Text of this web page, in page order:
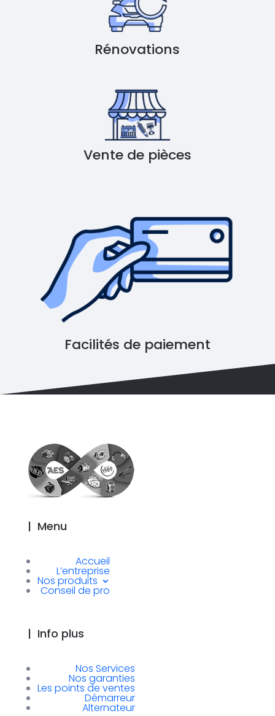
Rénovations
Vente de pièces
Facilités de paiement
| Menu
Accueil
L’entreprise
Nos produits
Conseil de pro
| Info plus
Nos Services
Nos garanties
Les points de ventes
Démarreur
Alternateur